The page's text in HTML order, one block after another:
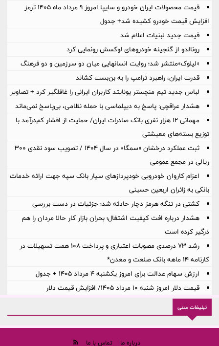
قیمت محصولات ایران خودرو و سایپا امروز ۹ مرداد ماه ۱۴۰۵ ترمز
افزایش قیمت خودرو کشیده شد+ جدول
قیمت جدید لبنیات اعلام شد
رونالدو از گنجینه خودروهای لوکسش رونمایی کرد
«لیلوک»منتشر شد؛ روایت انسانهایی میان دو سرزمین و دو فرهنگ
قدرت ایران، راهبرد ترامپ را به بن‌بست کشاند
لباس جدید تیم منچستر یونایتد کاربران ایرانی را غافلگیر کرد + تصاویر
هشدار عراقچی: پاسخ به دیپلماسی با حمله نظامی، بی‌پاسخ نمی‌ماند
مهمانی ۱۲ هزار نفری بانک صادرات ایران/ حمایت از اقشار کم‌درآمد با
توزیع بسته‌های معیشتی
ثبت عملکرد درخشان «سمگا» در سال ۱۴۰۴ / تصویب سود نقدی ۳۰۰
ریالی در مجمع عمومی
اعزام کاروان خودرویی خودپردازهای سیار بانک سپه جهت ارائه خدمات
بانکی به زائران اربعین حسینی
کشتی در تنگه هرمز دچار حادثه شد؛ جزئیات در دست بررسی
هشدار درباره افت کیفیت اشتغال؛ بحران بازار کار حالا مردان را هم
درگیر کرده است
رشد ۷۳ درصدی مصوبات اعتباری و پرداخت ۱۰۸ همت تسهیلات در
کارنامه ۱۴ ماهه بانک صنعت و معدن*
ارزش سهام عدالت برای امروز یکشنبه ۴ مرداد ۱۴۰۵ + جدول
قیمت دلار امروز شنبه ۱۰ مرداد ۱۴۰۵/ افزایش قیمت دلار
تبلیغات متنی
درباره ما تماس با ما